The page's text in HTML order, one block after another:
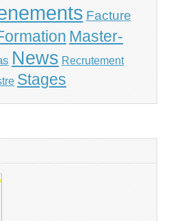
Facture
Master-
News Recrutement
Stages